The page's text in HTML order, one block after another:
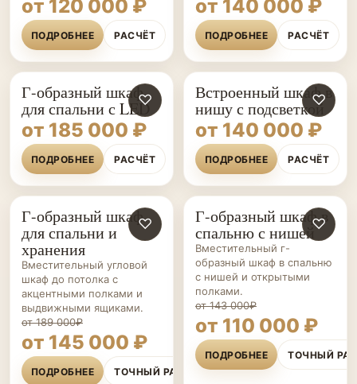
от 120 000 ₽
ПОДРОБНЕЕ РАСЧЁТ
от 140 000 ₽
ПОДРОБНЕЕ РАСЧЁТ
♡
Г-образный шкаф
для спальни с LED
от 185 000 ₽
ПОДРОБНЕЕ РАСЧЁТ
♡
Встроенный шкаф в
нишу с подсветкой
от 140 000 ₽
ПОДРОБНЕЕ РАСЧЁТ
ШКАФЫ НА ЗАКАЗ ♡
Г-образный шкаф
для спальни и
хранения
Вместительный угловой
шкаф до потолка с
акцентными полками и
выдвижными ящиками.
от 189 000₽
от 145 000 ₽
ПОДРОБНЕЕ ТОЧНЫЙ РАСЧЁТ
ШКАФЫ НА ЗАКАЗ ♡
Г-образный шкаф в
спальню с нишей
Вместительный г-
образный шкаф в спальню
с нишей и открытыми
полками.
от 143 000₽
от 110 000 ₽
ПОДРОБНЕЕ ТОЧНЫЙ